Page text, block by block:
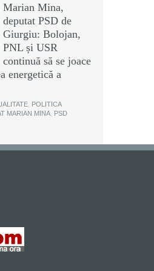
Marian Mina,
deputat PSD de
Giurgiu: Bolojan,
PNL și USR
continuă să se joace
energetică a
POLITICA
MARIAN MINA PSD